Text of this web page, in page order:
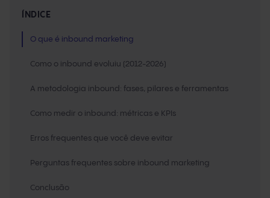
ÍNDICE
O que é inbound marketing
Como o inbound evoluiu (2012-2026)
A metodologia inbound: fases, pilares e ferramentas
Como medir o inbound: métricas e KPIs
Erros frequentes que você deve evitar
Perguntas frequentes sobre inbound marketing
Conclusão